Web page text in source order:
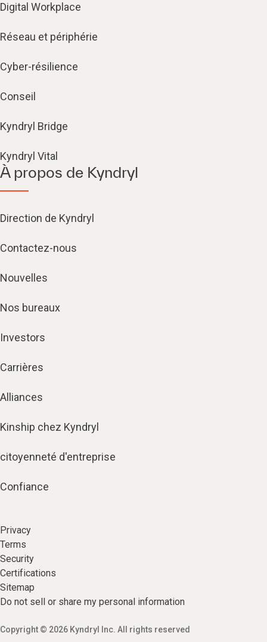
Digital Workplace
Réseau et périphérie
Cyber-résilience
Conseil
Kyndryl Bridge
Kyndryl Vital
À propos de Kyndryl
Direction de Kyndryl
Contactez-nous
Nouvelles
Nos bureaux
Investors
Carrières
Alliances
Kinship chez Kyndryl
citoyenneté d'entreprise
Confiance
Privacy
Terms
Security
Certifications
Sitemap
Do not sell or share my personal information
Copyright © 2026 Kyndryl Inc. All rights reserved